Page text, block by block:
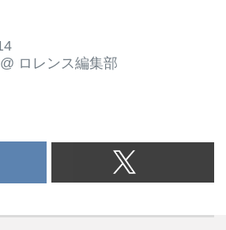
@ ロレンス編集部